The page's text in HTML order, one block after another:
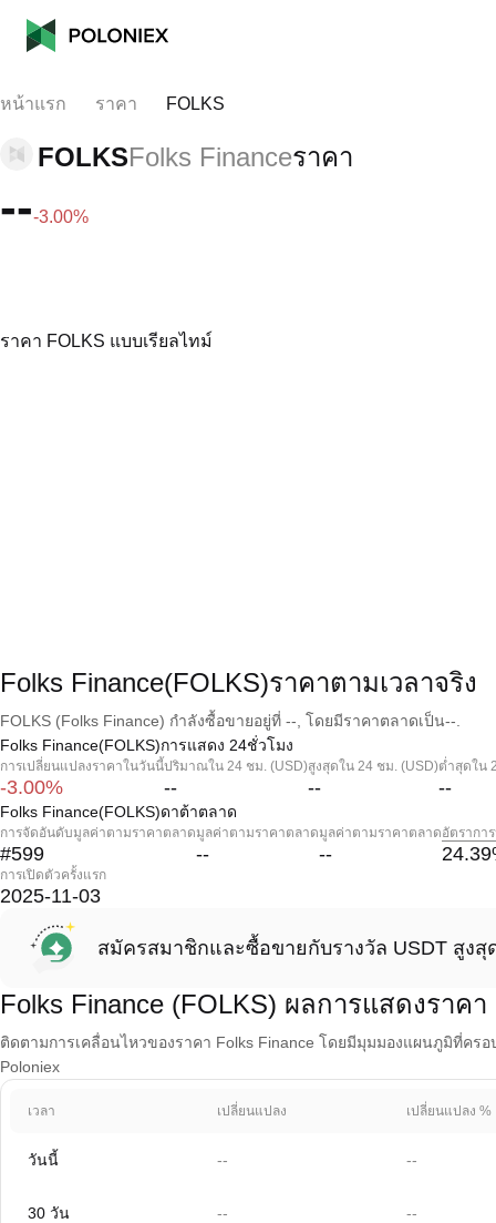
หน้าแรก ราคา FOLKS
FOLKSFolks Financeราคา
---3.00%
ราคา FOLKS แบบเรียลไทม์
Folks Finance(FOLKS)ราคาตามเวลาจริง
FOLKS (Folks Finance) กำลังซื้อขายอยู่ที่ --, โดยมีราคาตลาดเป็น--.
Folks Finance(FOLKS)การแสดง 24ชั่วโมง
การเปลี่ยนแปลงราคาในวันนี้
-3.00%
ปริมาณใน 24 ชม. (USD)
--
สูงสุดใน 24 ชม. (USD)
--
ต่ำสุดใน
--
Folks Finance(FOLKS)ดาต้าตลาด
การจัดอันดับมูลค่าตามราคาตลาด
#599
มูลค่าตามราคาตลาด
--
มูลค่าตามราคาตลาด
--
อัตรากา
24.39
การเปิดตัวครั้งแรก
2025-11-03
สมัครสมาชิกและซื้อขายกับรางวัล USDT สูงสุ
Folks Finance (FOLKS) ผลการแสดงราคา
ติดตามการเคลื่อนไหวของราคา Folks Finance โดยมีมุมมองแผนภูมิที่คร
Poloniex
เวลา เปลี่ยนแปลง เปลี่ยนแปลง %
วันนี้ -- --
30 วัน -- --